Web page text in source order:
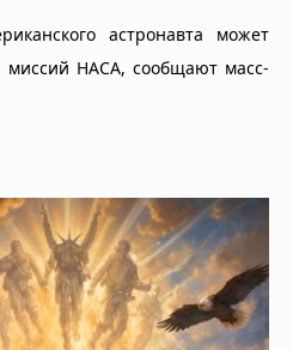
астронавта может
НАСА, сообщают масс-